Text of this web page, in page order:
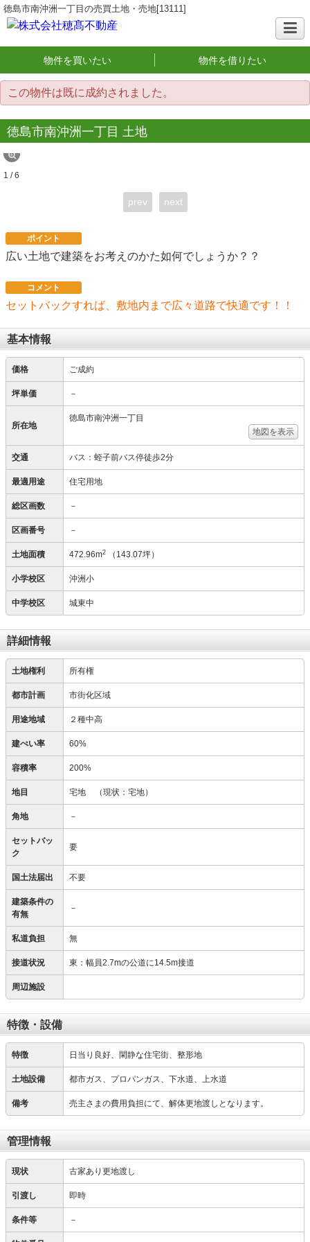
徳島市南沖洲一丁目の売買土地・売地[13111]
物件を買いたい 物件を借りたい
この物件は既に成約されました。
徳島市南沖洲一丁目 土地
1 / 6
prev next
ポイント
広い土地で建築をお考えのかた如何でしょうか？？
コメント
セットバックすれば、敷地内まで広々道路で快適です！！
基本情報
価格 ご成約
坪単価 －
所在地
徳島市南沖洲一丁目
地図を表示
交通 バス：蛭子前バス停徒歩2分
最適用途 住宅用地
総区画数 －
区画番号 －
土地面積 472.96m2 （143.07坪）
小学校区 沖洲小
中学校区 城東中
詳細情報
土地権利 所有権
都市計画 市街化区域
用途地域 ２種中高
建ぺい率 60%
容積率 200%
地目 宅地 （現状：宅地）
角地 －
セットバッ
ク
要
国土法届出 不要
建築条件の
有無
－
私道負担 無
接道状況 東：幅員2.7mの公道に14.5m接道
周辺施設
特徴・設備
特徴 日当り良好、閑静な住宅街、整形地
土地設備 都市ガス、プロパンガス、下水道、上水道
備考 売主さまの費用負担にて、解体更地渡しとなります。
管理情報
現状 古家あり更地渡し
引渡し 即時
条件等 －